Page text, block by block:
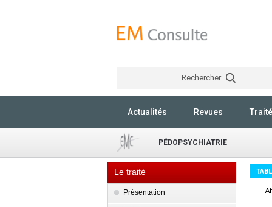
Rechercher
Actualités Revues
PÉDOPSYCHIATRIE
Le traité
Présentation